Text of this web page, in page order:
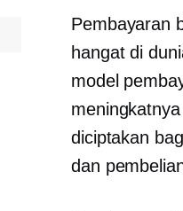
Pembayaran
hangat di
model
diciptakan
dan